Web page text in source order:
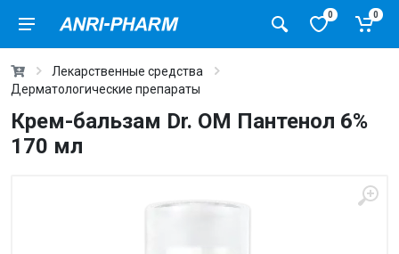
0 0
Лекарственные средства
Дерматологические препараты
Крем-бальзам Dr. OM Пантенол 6%
170 мл